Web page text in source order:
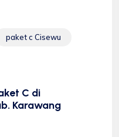
paket c Cisewu
C di
Karawang